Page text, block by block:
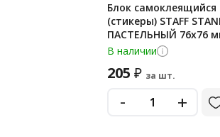
Блок самоклеящийся
(стикеры) STAFF
ПАСТЕЛЬНЫЙ 76х76
желтый, 400 листов,
В наличии
205 ₽ за шт.
- +